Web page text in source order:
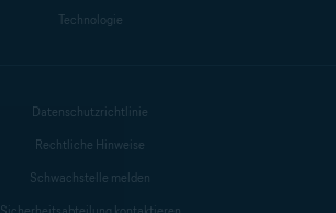
Technologie
Datenschutzrichtlinie
Rechtliche Hinweise
Schwachstelle melden